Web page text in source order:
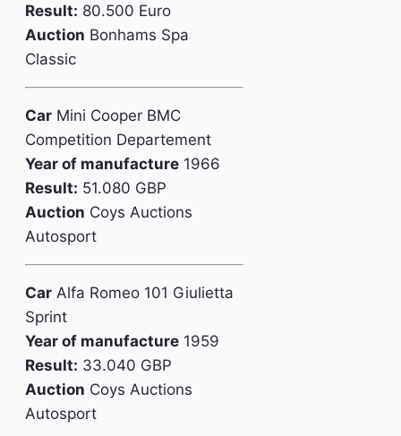
Result: 80.500 Euro
Auction Bonhams Spa
Classic
Car Mini Cooper BMC
Competition Departement
Year of manufacture 1966
Result: 51.080 GBP
Auction Coys Auctions
Autosport
Car Alfa Romeo 101 Giulietta
Sprint
Year of manufacture 1959
Result: 33.040 GBP
Auction Coys Auctions
Autosport